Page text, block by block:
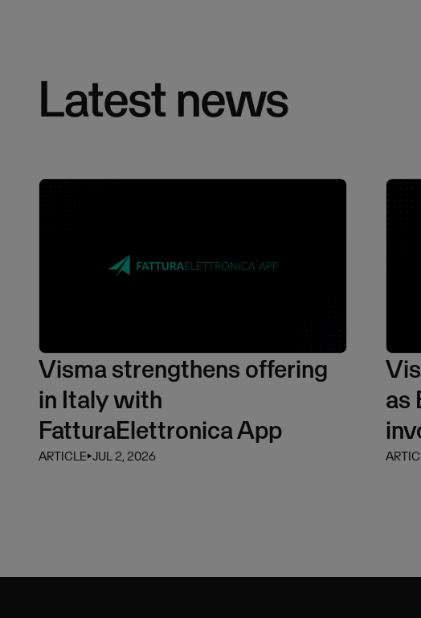
Latest news
Visma strengthens offering
in Italy with
FatturaElettronica App
ARTICLE⏵JUL 2, 2026
as